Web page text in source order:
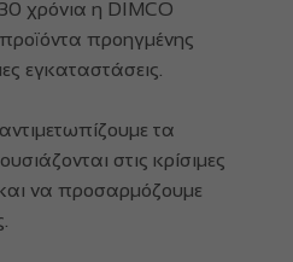
χρόνια η DIMCO
προηγμένης
εγκαταστάσεις.
τα
στις κρίσιμες
να προσαρμόζουμε